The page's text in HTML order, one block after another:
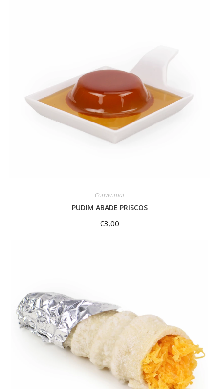
Conventual
PUDIM ABADE PRISCOS
€3,00